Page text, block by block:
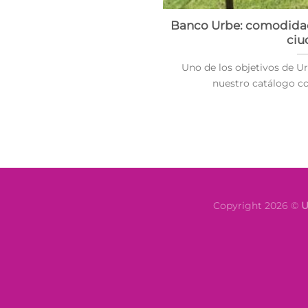
Banco Urbe:
Uno de los objetivos de
nuestro catálogo
Copyright 2026 ©